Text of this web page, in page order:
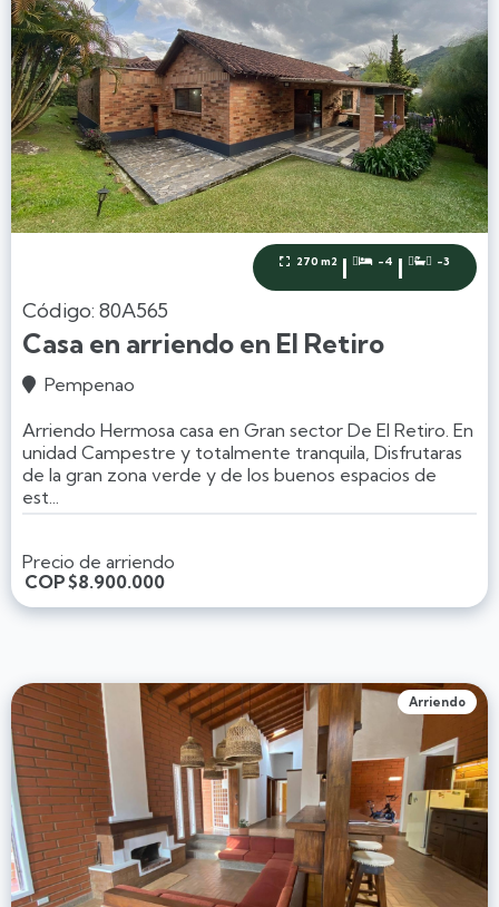
 270 m2 |  -4 |  -3
Código: 80A565
Casa en arriendo en El Retiro
 Pempenao
Arriendo Hermosa casa en Gran sector De El Retiro. En
unidad Campestre y totalmente tranquila, Disfrutaras
de la gran zona verde y de los buenos espacios de
est...
Precio de arriendo
COP$8.900.000
Arriendo